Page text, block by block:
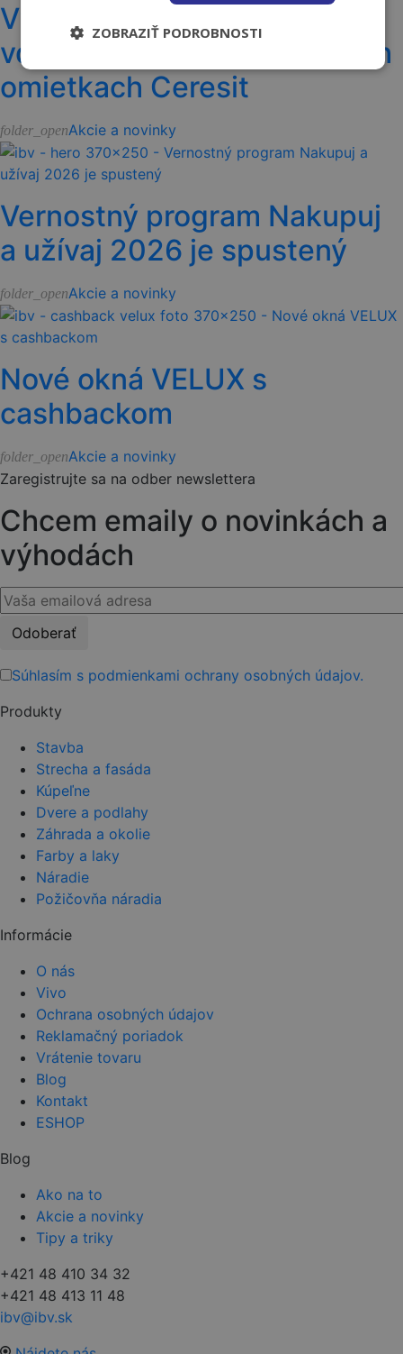
Vyššia odolnosť fasády
vďaka vláknam vo fasádnych
omietkach Ceresit
folder_openAkcie a novinky
Vernostný program Nakupuj
a užívaj 2026 je spustený
folder_openAkcie a novinky
Nové okná VELUX s
cashbackom
folder_openAkcie a novinky
Zaregistrujte sa na odber newslettera
Chcem emaily o novinkách a
výhodách
Please
this
empty.
Súhlasím s podmienkami ochrany osobných údajov.
Produkty
Stavba
Strecha a fasáda
Kúpeľne
Dvere a podlahy
Záhrada a okolie
Farby a laky
Náradie
Požičovňa náradia
Informácie
O nás
Vivo
Ochrana osobných údajov
Reklamačný poriadok
Vrátenie tovaru
Blog
Kontakt
ESHOP
Blog
Ako na to
Akcie a novinky
Tipy a triky
+421 48 410 34 32
+421 48 413 11 48
ibv@ibv.sk
ZOBRAZIŤ PODROBNOSTI